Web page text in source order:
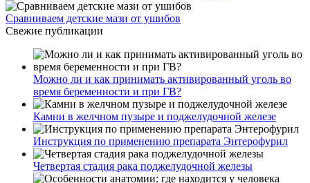
Сравниваем детские мази от ушибов
Свежие публикации
Можно ли и как принимать активированный уголь во
время беременности и при ГВ?
Камни в желчном пузыре и поджелудочной железе
Инструкция по применению препарата Энтерофурил
Четвертая стадия рака поджелудочной железы